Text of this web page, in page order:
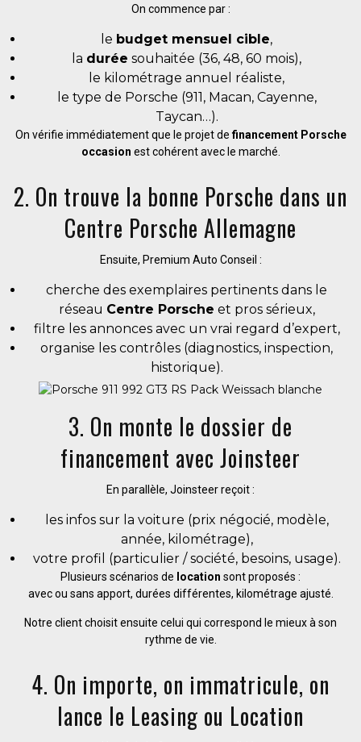
On commence par :
le budget mensuel cible,
la durée souhaitée (36, 48, 60 mois),
le kilométrage annuel réaliste,
le type de Porsche (911, Macan, Cayenne,
Taycan…).
On vérifie immédiatement que le projet de financement Porsche
occasion est cohérent avec le marché.
2. On trouve la bonne Porsche dans un
Centre Porsche Allemagne
Ensuite, Premium Auto Conseil :
cherche des exemplaires pertinents dans le
réseau Centre Porsche et pros sérieux,
filtre les annonces avec un vrai regard d’expert,
organise les contrôles (diagnostics, inspection,
historique).
3. On monte le dossier de
financement avec Joinsteer
En parallèle, Joinsteer reçoit :
les infos sur la voiture (prix négocié, modèle,
année, kilométrage),
votre profil (particulier / société, besoins, usage).
Plusieurs scénarios de location sont proposés :
avec ou sans apport, durées différentes, kilométrage ajusté.
Notre client choisit ensuite celui qui correspond le mieux à son
rythme de vie.
4. On importe, on immatricule, on
lance le Leasing ou Location